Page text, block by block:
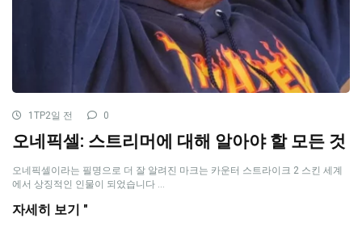
1TP2일 전 0
오네픽셀: 스트리머에 대해 알아야 할 모든 것
오네픽셀이라는 필명으로 더 잘 알려진 마크는 카운터 스트라이크 2 스킨 세계
에서 상징적인 인물이 되었습니다 ...
자세히 보기 "